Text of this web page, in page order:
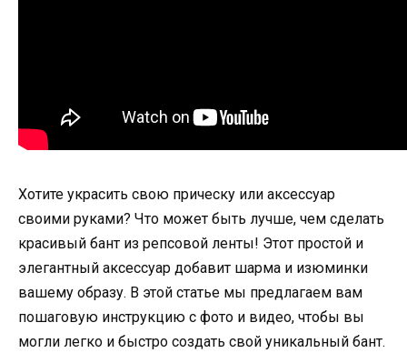
Хотите украсить свою прическу или аксессуар
своими руками? Что может быть лучше, чем сделать
красивый бант из репсовой ленты! Этот простой и
элегантный аксессуар добавит шарма и изюминки
вашему образу. В этой статье мы предлагаем вам
пошаговую инструкцию с фото и видео, чтобы вы
могли легко и быстро создать свой уникальный бант.